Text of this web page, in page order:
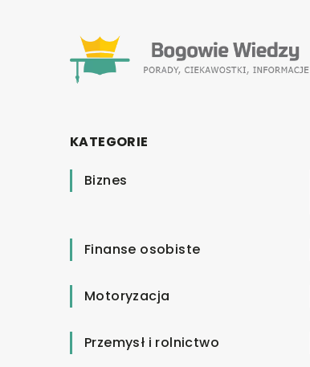
KATEGORIE
Biznes
Finanse osobiste
Motoryzacja
Przemysł i rolnictwo